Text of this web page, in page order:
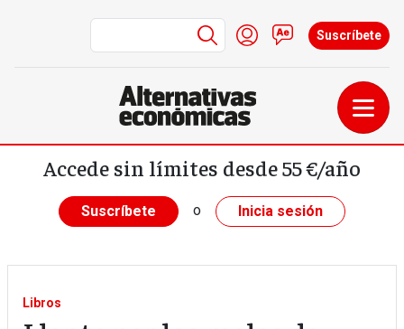
Pasar al contenido principal
Menú de cuenta de
Iniciar sesión
Contacto
Suscríbete
Accede sin límites desde 55 €/año
Suscríbete o Inicia sesión
Libros